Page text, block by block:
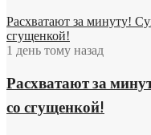
Расхватают за минуту!
сгущенкой!
1 день тому назад
Расхватают за
со сгущенкой!